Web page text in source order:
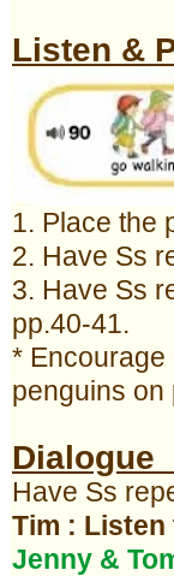
Listen &
1. Place the
2. Have Ss
3. Have Ss
pp.40-41.
* Encourage
penguins on
Have Ss
Tim : Listen
Jenny &